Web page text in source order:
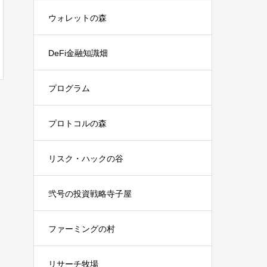
ウォレットの森
DeFi金融知識畑
プログラム
プロトコルの森
リスク・ハックの谷
弐号の投資戦略寺子屋
ファーミングの村
リサーチ牧場